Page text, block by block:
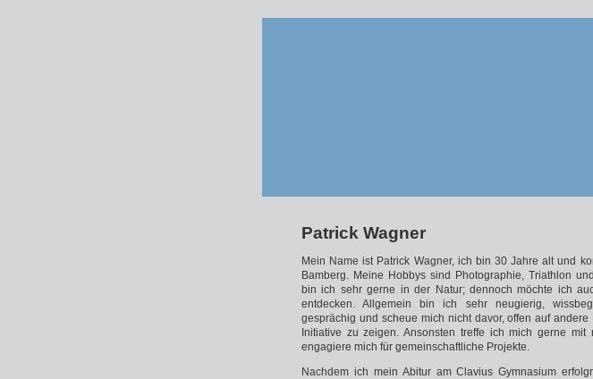
Patrick Wagner
Mein Name ist Patrick Wagner, ich bin 30 Jahre alt und
Bamberg. Meine Hobbys sind Photographie, Triathlon
bin ich sehr gerne in der Natur; dennoch möchte ich
entdecken. Allgemein bin ich sehr neugierig,
gesprächig und scheue mich nicht davor, offen auf
Initiative zu zeigen. Ansonsten treffe ich mich gerne mit
engagiere mich für gemeinschaftliche Projekte.
Nachdem ich mein Abitur am Clavius Gymnasium